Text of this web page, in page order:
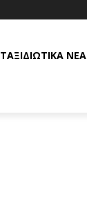
ΤΑΞΙΔΙΩΤΙΚΆ ΝΈΑ